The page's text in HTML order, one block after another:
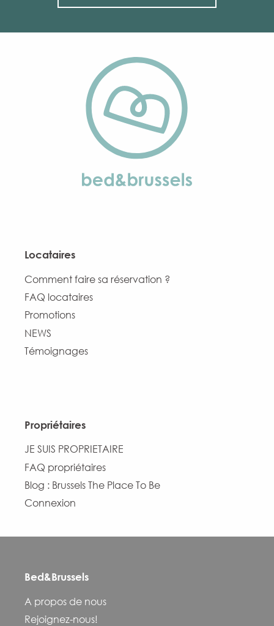
Locataires
Comment faire sa réservation ?
FAQ locataires
Promotions
NEWS
Témoignages
Propriétaires
JE SUIS PROPRIETAIRE
FAQ propriétaires
Blog : Brussels The Place To Be
Connexion
Bed&Brussels
A propos de nous
Rejoignez-nous!